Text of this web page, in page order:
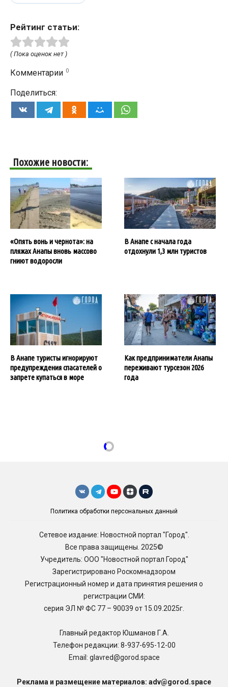
Рейтинг статьи:
( Пока оценок нет )
Комментарии 0
Поделиться:
Похожие новости:
«Опять вонь и чернота»: на
пляжах Анапы вновь массово
гниют водоросли
В Анапе с начала года
отдохнули 1,3 млн туристов
В Анапе туристы игнорируют
предупреждения спасателей о
запрете купаться в море
Как предприниматели Анапы
переживают турсезон 2026
года
Политика обработки персональных данный
Сетевое издание: Новостной портал "Город".
Все права защищены. 2025©
Учредитель: ООО "Новостной портал Город"
Зарегистрировано Роскомнадзором
Регистрационный номер и дата принятия решения о
регистрации СМИ:
серия ЭЛ № ФС 77 – 90039 от 15.09.2025г.
Главный редактор Юшманов Г.А.
Телефон редакции: 8-937-695-12-00
Email: glavred@gorod.space
Реклама и размещение материалов: adv@gorod.space